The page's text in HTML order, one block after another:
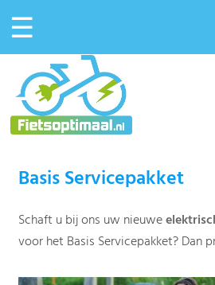
☰
Basis Servicepakket
Schaft u bij ons uw nieuwe
voor het Basis Servicepakket? Dan